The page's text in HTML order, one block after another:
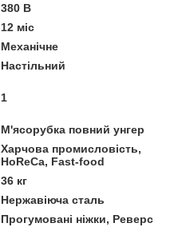
380 В
12 міс
Механічне
Настільний
1
М'ясорубка повний унгер
Харчова промисловість,
HoReCa, Fast-food
36 кг
Нержавіюча сталь
Прогумовані ніжки, Реверс